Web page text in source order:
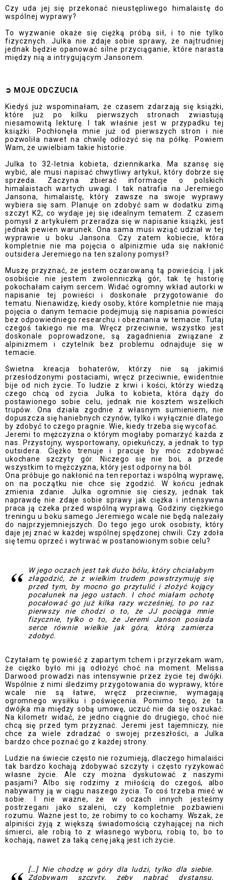
Czy uda jej się przekonać nieustępliwego himalaistę do
wspólnej wyprawy?
To wyzwanie okaże się ciężką próbą sił, i to nie tylko
fizycznych. Julka nie zdaje sobie sprawy, że najtrudniej
jednak będzie opanować silne przyciąganie, które narasta
między nią a intrygującym Jansonem.
➲ MOJE ODCZUCIA
Kiedyś już wspominałam, że czasem zdarzają się książki,
które już po kilku pierwszych stronach zwiastują
niesamowitą lekturę. I tak właśnie jest w przypadku tej
książki. Pochłonęła mnie już od pierwszych stron i nie
pozwoliła nawet na chwilę odłożyć się na półkę. Powiem
Wam, że uwielbiam takie historie.
Julka to 32-letnia kobieta, dziennikarka. Ma szansę się
wybić, ale musi napisać chwytliwy artykuł, który dobrze się
sprzeda. Zaczyna zbierać informacje o polskich
himalaistach wartych uwagi. I tak natrafia na Jeremiego
Jansona, himalaistę, który zawsze na swoje wyprawy
wybiera się sam. Planuje on zdobyć sam w dodatku zimą
szczyt K2, co wydaje jej się idealnym tematem. Z czasem
pomysł z artykułem przeradza się w napisanie książki, jest
jednak pewien warunek. Ona sama musi wziąć udział w tej
wyprawie u boku Jansona. Czy zatem kobiecie, która
kompletnie nie ma pojęcia o alpinizmie uda się nakłonić
outsidera Jeremiego na ten szalony pomysł?
Muszę przyznać, że jestem oczarowaną tą powieścią. I jak
osobiście nie jestem zwolenniczką gór, tak tę historię
pokochałam całym sercem. Widać ogromny wkład autorki w
napisanie tej powieści i doskonałe przygotowanie do
tematu. Nienawidzę, kiedy osoby, które kompletnie nie mają
pojęcia o danym temacie podejmują się napisania powieści
bez odpowiedniego researchu i obeznania w temacie. Tutaj
czegoś takiego nie ma. Wręcz przeciwnie, wszystko jest
doskonale poprowadzone, są zagadnienia związane z
alpinizmem i czytelnik bez problemu odnajduje się w
temacie.
Świetna kreacja bohaterów, którzy nie są jakimiś
przesłodzonymi postaciami, wręcz przeciwnie, ewidentnie
bije od nich życie. To ludzie z krwi i kości, którzy wiedzą
czego chcą od życia. Julka to kobieta, która dąży do
postawionego sobie celu, jednak nie kosztem wszelkich
trupów. Ona działa zgodnie z własnym sumieniem, nie
dopuszcza się haniebnych czynów, tylko i wyłącznie dlatego
by zdobyć to czego pragnie. Wie, kiedy trzeba się wycofać.
Jeremi to mężczyzna o którym mogłaby pomarzyć każda z
nas. Przystojny, wysportowany, opiekuńczy, a jednak to typ
outsidera. Ciężko trenuje i pracuje by móc zdobywać
ukochane szczyty gór. Niczego się nie boi, a przede
wszystkim to mężczyzna, który jest odporny na ból.
Ona próbuje go nakłonić na ten reportaż i wspólną wyprawę,
on na początku nie chce się zgodzić. W końcu jednak
zmienia zdanie. Julka ogromnie się cieszy, jednak tak
naprawdę nie zdaje sobie sprawy jak ciężka i intensywna
praca ją czeka przed wspólną wyprawą. Godziny ciężkiego
treningu u boku samego Jeremiego wcale nie będą należały
do najprzyjemniejszych. Do tego jego urok osobisty, który
daje jej znać w każdej wspólnej spędzonej chwili. Czy zdoła
się temu oprzeć i wytrwać w postanowionym sobie celu?
W jego oczach jest tak dużo bólu, który chciałabym
złagodzić, że z wielkim trudem powstrzymuję się
przed tym, by mocno go przytulić i złożyć kojący
pocałunek na jego ustach. I choć miałam ochotę
pocałować go już kilka razy wcześniej, to po raz
pierwszy nie chodzi o to, że JJ pociąga mnie
fizycznie, tylko o to, że Jeremi Janson posiada
serce równie wielkie jak góra, którą zamierza
zdobyć.
Czytałam tę powieść z zapartym tchem i przyrzekam wam,
że ciężko było mi ją odłożyć choć na moment. Melissa
Darwood prowadzi nas intensywnie przez życie tej dwójki.
Wspólnie z nimi śledzimy przygotowania do wyprawy, które
wcale nie są łatwe, wręcz przeciwnie, wymagają
ogromnego wysiłku i poświęcenia. Pomimo tego, że ta
dwójka ma między sobą umowę, uczuć nie da się oszukać.
Na kilometr widać, że jedno ciągnie do drugiego, choć nie
chcą się przed tym przyznać. Jeremi jest tajemniczy, nie
chce za wiele zdradzać o swojej przeszłości, a Julka
bardzo chce poznać go z każdej strony.
Ludzie na świecie często nie rozumieją, dlaczego himalaiści
tak bardzo kochają zdobywać szczyty i często ryzykować
własne życie. Ale czy można dyskutować z naszymi
pasjami? Albo się rodzimy z miłością do czegoś, albo
nabywamy ją w ciągu naszego życia. To coś trzeba mieć w
sobie. I nie ważne, że w oczach innych jesteśmy
postrzegani jako szaleni, czy kompletnie pozbawieni
rozumu. Ważne jest to, że robimy to co kochamy. Wszak, że
alpiniści żyją z większą świadomością czyhającej na nich
śmierci, ale robią to z własnego wyboru, robią to, bo to
kochają, nawet za taką cenę jaką jest ich życie.
[…] Nie chodzę w góry dla ludzi, tylko dla siebie.
Zdobywam szczyty, żeby nabrać dystansu,